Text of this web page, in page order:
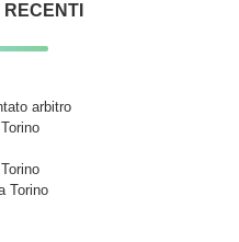
arbitro
Torino